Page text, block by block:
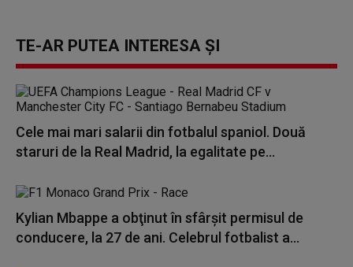
TE-AR PUTEA INTERESA ȘI
Cele mai mari salarii din fotbalul spaniol. Două
staruri de la Real Madrid, la egalitate pe...
Kylian Mbappe a obţinut în sfârşit permisul de
conducere, la 27 de ani. Celebrul fotbalist a...